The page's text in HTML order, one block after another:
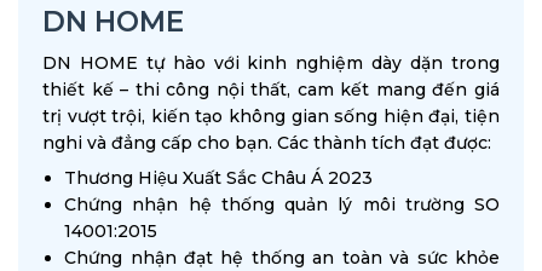
DN HOME
DN HOME tự hào với kinh nghiệm dày dặn trong
thiết kế – thi công nội thất, cam kết mang đến giá
trị vượt trội, kiến tạo không gian sống hiện đại, tiện
nghi và đẳng cấp cho bạn. Các thành tích đạt được:
Thương Hiệu Xuất Sắc Châu Á 2023
Chứng nhận hệ thống quản lý môi trường SO
14001:2015
Chứng nhận đạt hệ thống an toàn và sức khỏe